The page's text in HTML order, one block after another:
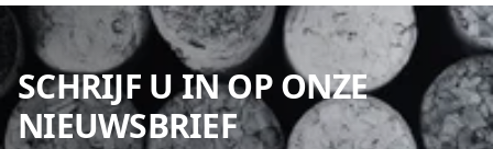
SCHRIJF U IN OP ONZE
NIEUWSBRIEF